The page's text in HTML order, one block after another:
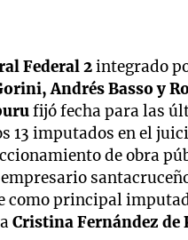
Federal 2integrado
Andrés Basso y
fijó fecha para las
13 imputados en el
de obra
como principal
Cristina Fernández de